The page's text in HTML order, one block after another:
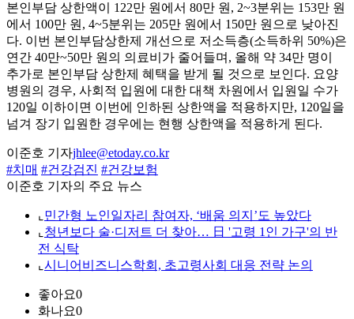
본인부담 상한액이 122만 원에서 80만 원, 2~3분위는 153만 원
에서 100만 원, 4~5분위는 205만 원에서 150만 원으로 낮아진
다. 이번 본인부담상한제 개선으로 저소득층(소득하위 50%)은
연간 40만~50만 원의 의료비가 줄어들며, 올해 약 34만 명이
추가로 본인부담 상한제 혜택을 받게 될 것으로 보인다. 요양
병원의 경우, 사회적 입원에 대한 대책 차원에서 입원일 수가
120일 이하이면 이번에 인하된 상한액을 적용하지만, 120일을
넘겨 장기 입원한 경우에는 현행 상한액을 적용하게 된다.
이준호 기자jhlee@etoday.co.kr
#치매 #건강검진 #건강보험
이준호 기자의 주요 뉴스
⌞ 민간형 노인일자리 참여자, ‘배움 의지’도 높았다
⌞ 청년보다 술·디저트 더 찾아… 日 '고령 1인 가구'의 반
전 식탁
⌞ 시니어비즈니스학회, 초고령사회 대응 전략 논의
좋아요0
화나요0